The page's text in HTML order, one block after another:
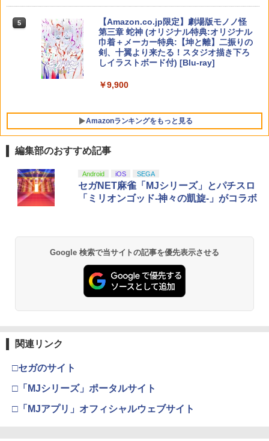
5
STRASSE RCZ01用 コントローラーホル
ダー 左側 左右兼用 ゲームパッド PS4 P
S5 コントローラースタンド ゲームパッ
ド 収納[コックピット レースゲーム]
￥2,981
5
【中古】ネオジオポケットカラー プラ
￥13,320
￥10,737
5
【Amazon.co.jp限定】劇場版モノノ怪
第三章 蛇神 (オリジナル特典:オリジナル
巾着＋メーカー特典:【坤と離】二振りの
剣、十翼より来たる！スタジオ描き下ろ
しイラストボード付) [Blu-ray]
￥9,900
Amazonランキングをもっと見る
編集部のおすすめ記事
Android iOS SEGA
セガNET麻雀「MJシリーズ」とパチスロ
「ミリオンゴッド-神々の凱旋-」がコラボ
Google 検索で当サイトの記事を優先表示させる
関連リンク
□セガのサイト
□「MJシリーズ」ポータルサイト
□「MJアプリ」オフィシャルウェブサイト